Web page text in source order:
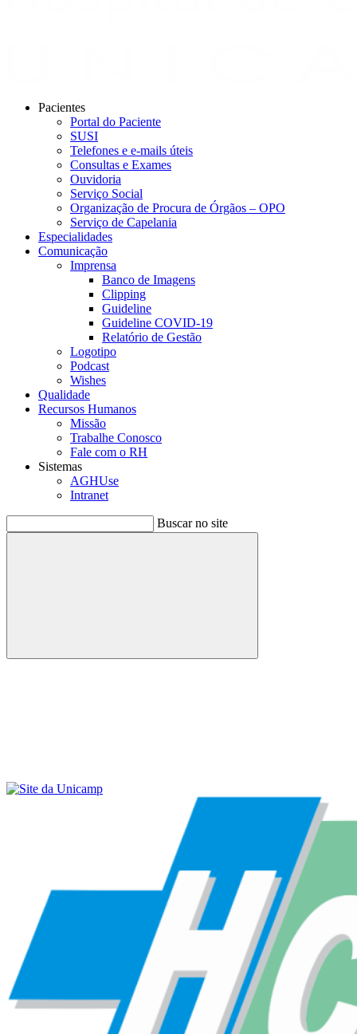
Pacientes
Portal do Paciente
SUSI
Telefones e e-mails úteis
Consultas e Exames
Ouvidoria
Serviço Social
Organização de Procura de Órgãos – OPO
Serviço de Capelania
Especialidades
Comunicação
Imprensa
Banco de Imagens
Clipping
Guideline
Guideline COVID-19
Relatório de Gestão
Logotipo
Podcast
Wishes
Qualidade
Recursos Humanos
Missão
Trabalhe Conosco
Fale com o RH
Sistemas
AGHUse
Intranet
Buscar no site
Buscar